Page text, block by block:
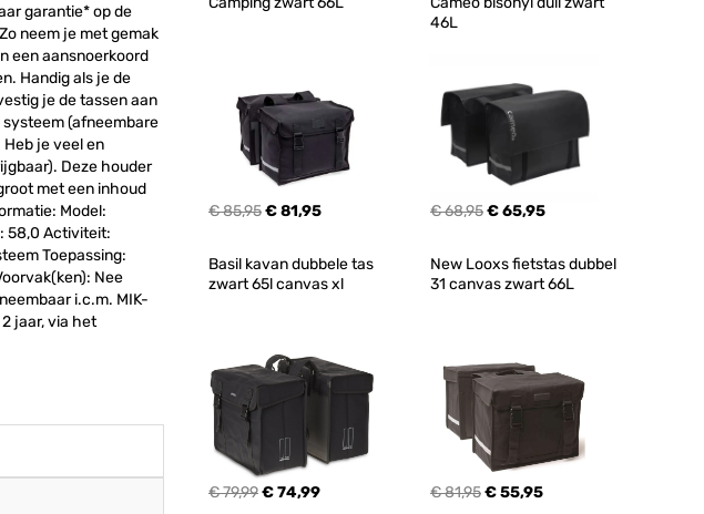
garantie* op de
neem je met gemak
een aansnoerkoord
Handig als je de
je de tassen aan
(afneembare
je veel en
Deze houder
met een inhoud
Model:
58,0 Activiteit:
Toepassing:
Nee
i.c.m. MIK-
jaar, via het
€ 85,95€ 81,95
46L
€ 68,95€ 65,95
Basil kavan dubbele tas
zwart 65l canvas xl
€ 79,99€ 74,99
New Looxs fietstas dubbel
31 canvas zwart 66L
€ 81,95€ 55,95